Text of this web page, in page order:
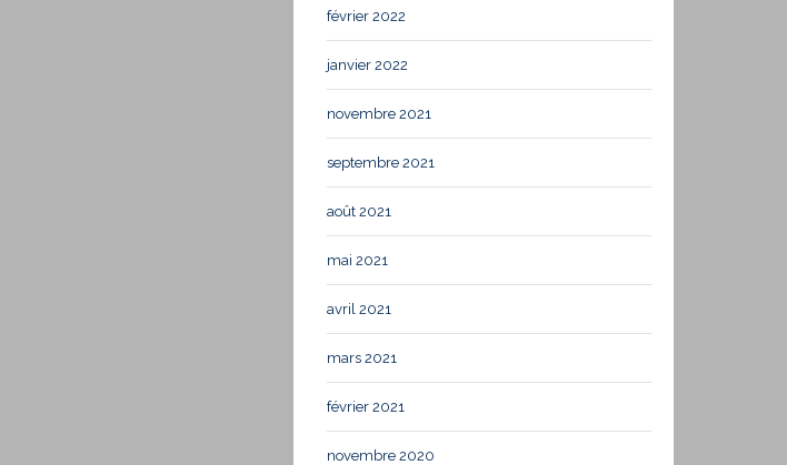
février 2022
janvier 2022
novembre 2021
septembre 2021
août 2021
mai 2021
avril 2021
mars 2021
février 2021
novembre 2020